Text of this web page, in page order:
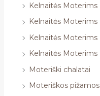
Kelnaitės Moterims
Kelnaitės Moterims
Kelnaitės Moterims
Kelnaitės Moterims
Moteriški chalatai
Moteriškos pižamos